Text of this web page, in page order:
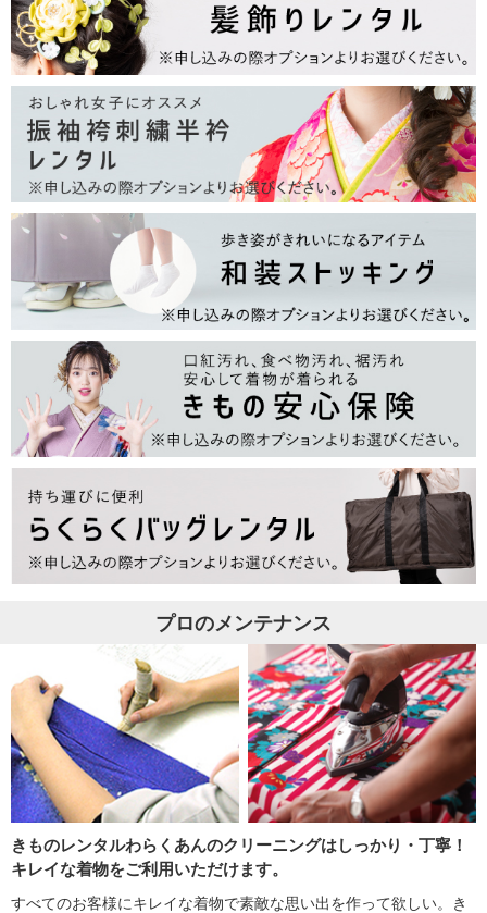
プロのメンテナンス
きものレンタルわらくあんのクリーニングはしっかり・丁寧！
キレイな着物をご利用いただけます。
すべてのお客様にキレイな着物で素敵な思い出を作って欲しい。き